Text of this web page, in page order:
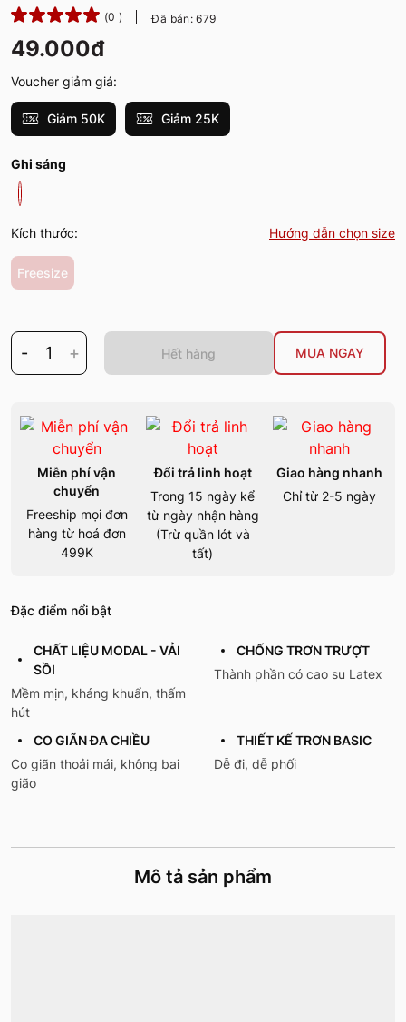
(0 ) Đã bán: 679
49.000đ
Voucher giảm giá:
Giảm 50K Giảm 25K
Ghi sáng
Kích thước: Hướng dẫn chọn size
Freesize
- 1 + Hết hàng MUA NGAY
Miễn phí vận
chuyển
Freeship mọi đơn
hàng từ hoá đơn
499K
Đổi trả linh hoạt
Trong 15 ngày kể
từ ngày nhận hàng
(Trừ quần lót và
tất)
Giao hàng nhanh
Chỉ từ 2-5 ngày
Đặc điểm nổi bật
CHẤT LIỆU MODAL - VẢI
SỒI
Mềm mịn, kháng khuẩn, thấm
hút
CHỐNG TRƠN TRƯỢT
Thành phần có cao su Latex
CO GIÃN ĐA CHIỀU
Co giãn thoải mái, không bai
gião
THIẾT KẾ TRƠN BASIC
Dễ đi, dễ phối
Mô tả sản phẩm